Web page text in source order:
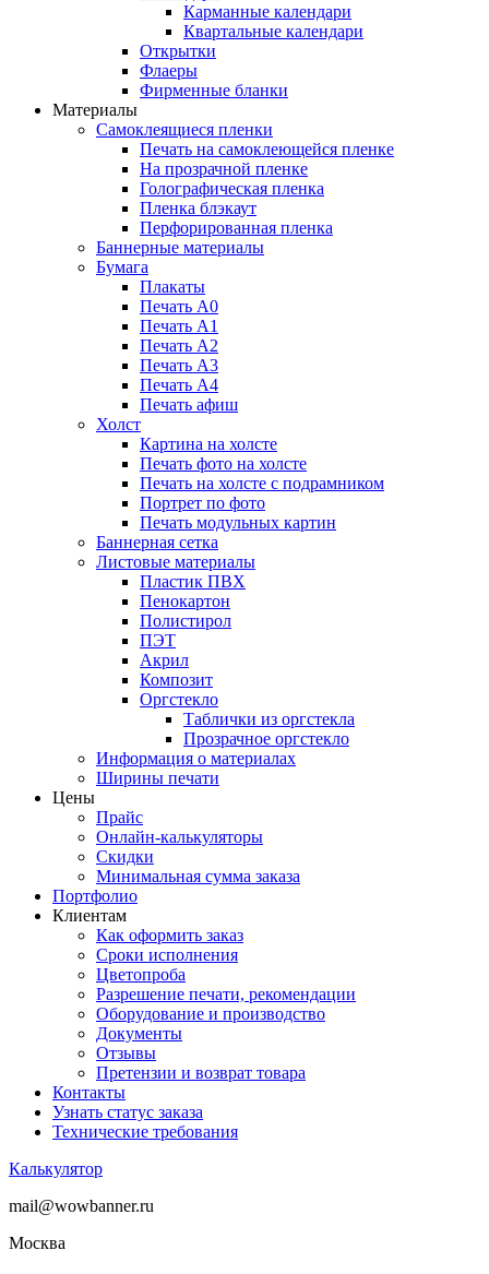
Карманные календари
Квартальные календари
Открытки
Флаеры
Фирменные бланки
Материалы
Самоклеящиеся пленки
Печать на самоклеющейся пленке
На прозрачной пленке
Голографическая пленка
Пленка блэкаут
Перфорированная пленка
Баннерные материалы
Бумага
Плакаты
Печать А0
Печать А1
Печать А2
Печать А3
Печать А4
Печать афиш
Холст
Картина на холсте
Печать фото на холсте
Печать на холсте с подрамником
Портрет по фото
Печать модульных картин
Баннерная сетка
Листовые материалы
Пластик ПВХ
Пенокартон
Полистирол
ПЭТ
Акрил
Композит
Оргстекло
Таблички из оргстекла
Прозрачное оргстекло
Информация о материалах
Ширины печати
Цены
Прайс
Онлайн-калькуляторы
Скидки
Минимальная сумма заказа
Портфолио
Клиентам
Как оформить заказ
Сроки исполнения
Цветопроба
Разрешение печати, рекомендации
Оборудование и производство
Документы
Отзывы
Претензии и возврат товара
Контакты
Узнать статус заказа
Технические требования
Калькулятор
mail@wowbanner.ru
Москва